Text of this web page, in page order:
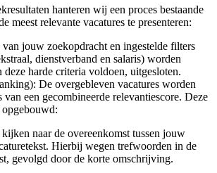
hanteren wij een proces bestaande
meest relevante vacatures te presenteren:
jouw zoekopdracht en ingestelde filters
dienstverband en salaris) worden
deze harde criteria voldoen, uitgesloten.
De overgebleven vacatures worden
van een gecombineerde relevantiescore. Deze
naar de overeenkomst tussen jouw
Hierbij wegen trefwoorden in de
gevolgd door de korte omschrijving.